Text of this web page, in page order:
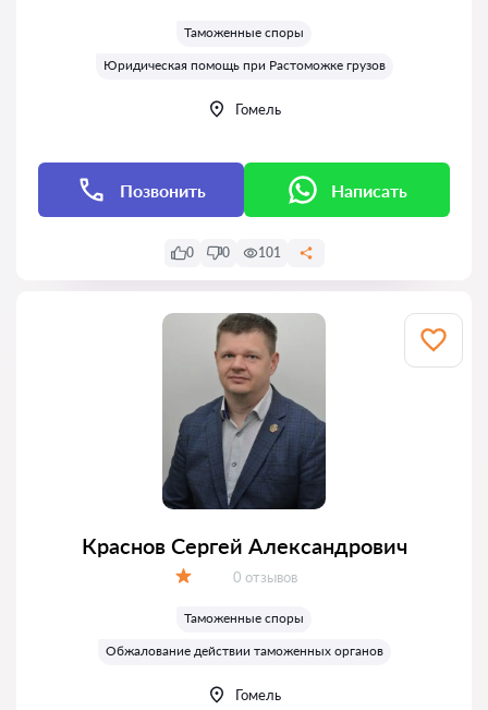
Таможенные споры
Юридическая помощь при Растоможке грузов
Гомель
Позвонить Написать
0 0 101
Краснов Сергей Александрович
Отзывов:
0 отзывов
Таможенные споры
Обжалование действии таможенных органов
Гомель